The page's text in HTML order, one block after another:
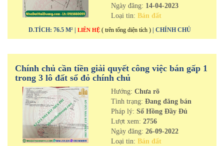
Ngày đăng: 14-04-2023
Loại tin: Bán đất
D.TÍCH: 76.5 M² | LIÊN HỆ ( trên tổng diện tích ) | CHÍNH CHỦ
Chính chủ cần tiền giải quyết công việc bán gấp 1
trong 3 lô đất sổ đỏ chính chủ
Hướng: Chưa rõ
Tình trạng: Đang đăng bán
Pháp lý: Sổ Hồng Đầy Đủ
Lượt xem: 2756
Ngày đăng: 26-09-2022
Loại tin: Bán đất